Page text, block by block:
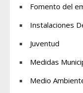
Fomento del
Instalaciones
Juventud
Medidas
Medio